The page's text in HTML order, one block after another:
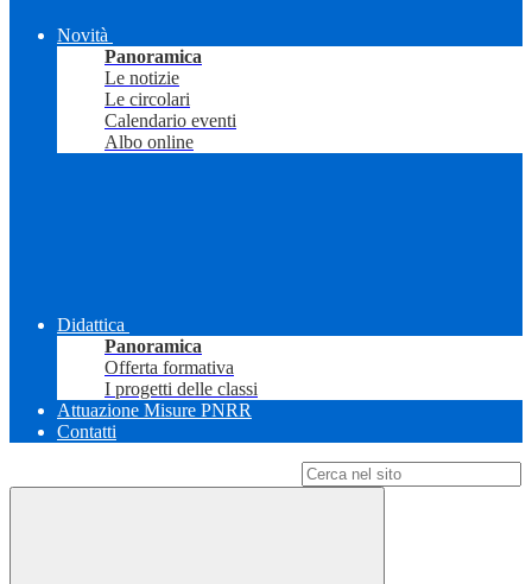
Novità
Panoramica
Le notizie
Le circolari
Calendario eventi
Albo online
Didattica
Panoramica
Offerta formativa
I progetti delle classi
Attuazione Misure PNRR
Contatti